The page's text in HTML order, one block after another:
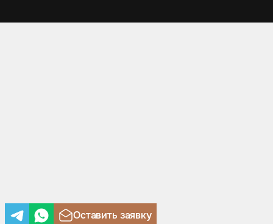
Оставить заявку